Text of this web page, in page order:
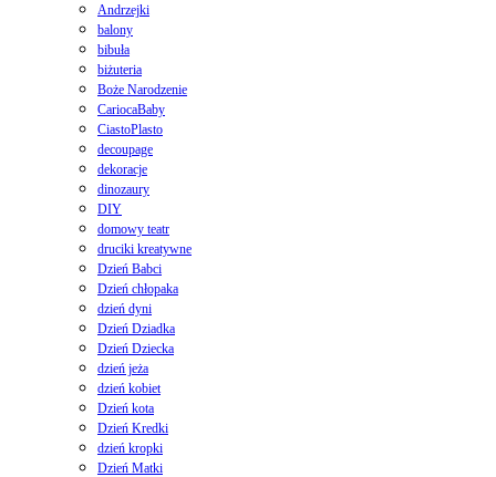
Andrzejki
balony
bibuła
biżuteria
Boże Narodzenie
CariocaBaby
CiastoPlasto
decoupage
dekoracje
dinozaury
DIY
domowy teatr
druciki kreatywne
Dzień Babci
Dzień chłopaka
dzień dyni
Dzień Dziadka
Dzień Dziecka
dzień jeża
dzień kobiet
Dzień kota
Dzień Kredki
dzień kropki
Dzień Matki